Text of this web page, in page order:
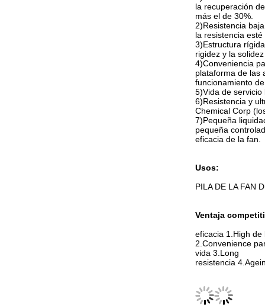
la recuperación
más el de 30%.
2)Resistencia
la resistencia
3)Estructura
rigidez y la
4)Conveniencia
plataforma de las
funcionamiento
5)Vida de
6)Resistencia y
Chemical Corp
7)Pequeña
pequeña
eficacia de la fan.
Usos:
PILA DE LA FAN
Ventaja
eficacia 1.High
2.Convenience
vida 3.Long
resistencia